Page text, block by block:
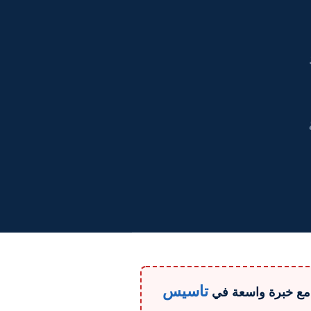
مع خبرة واسعة فيتاسيس